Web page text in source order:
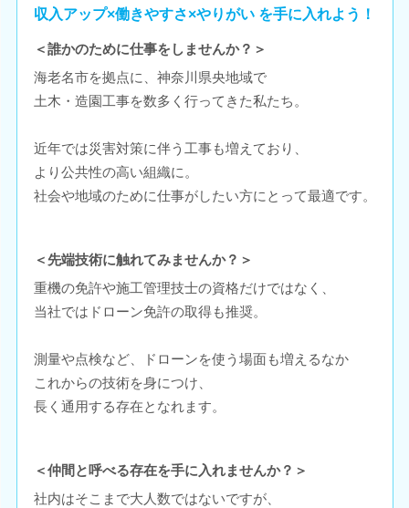
収入アップ×働きやすさ×やりがい を手に入れよう！
＜誰かのために仕事をしませんか？＞
海老名市を拠点に、神奈川県央地域で
土木・造園工事を数多く行ってきた私たち。
近年では災害対策に伴う工事も増えており、
より公共性の高い組織に。
社会や地域のために仕事がしたい方にとって最適です。
＜先端技術に触れてみませんか？＞
重機の免許や施工管理技士の資格だけではなく、
当社ではドローン免許の取得も推奨。
測量や点検など、ドローンを使う場面も増えるなか
これからの技術を身につけ、
長く通用する存在となれます。
＜仲間と呼べる存在を手に入れませんか？＞
社内はそこまで大人数ではないですが、